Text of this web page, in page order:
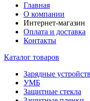
Главная
О компании
Интернет-магазин
Оплата и доставка
Контакты
Каталог товаров
Зарядные
УМБ
Защитные стекла